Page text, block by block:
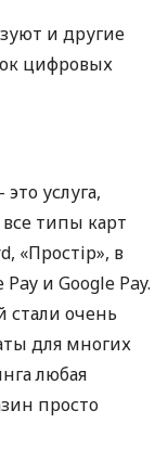
и другие
цифровых
услуга,
типы карт
«Простір», в
и Google Pay.
стали очень
для многих
любая
просто